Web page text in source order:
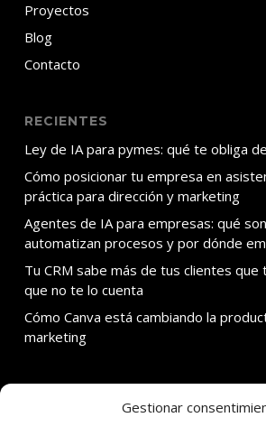
Gestionar
Proyectos
Blog
Contacto
RECIENTES
Ley de IA para pymes: qué te obliga
Cómo posicionar tu empresa en
práctica para dirección y marketing
Agentes de IA para empresas: qué
automatizan procesos y por dónde
Tu CRM sabe más de tus clientes que
que no te lo cuenta
Cómo Canva está cambiando la
marketing